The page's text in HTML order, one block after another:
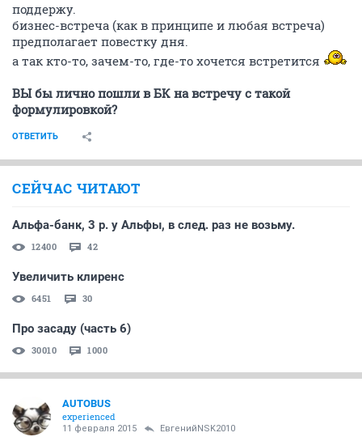
поддержу.
бизнес-встреча (как в принципе и любая встреча)
предполагает повестку дня.
а так кто-то, зачем-то, где-то хочется встретится
ВЫ бы лично пошли в БК на встречу с такой
формулировкой?
ОТВЕТИТЬ
СЕЙЧАС ЧИТАЮТ
Альфа-банк, 3 р. у Альфы, в след. раз не возьму.
12400 42
Увеличить клиренс
6451 30
Про засаду (часть 6)
30010 1000
AUTOBUS
experienced
11 февраля 2015 ЕвгенийNSK2010